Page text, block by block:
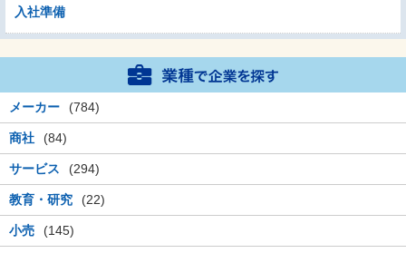
入社準備
メーカー (784)
商社 (84)
サービス (294)
教育・研究 (22)
小売 (145)